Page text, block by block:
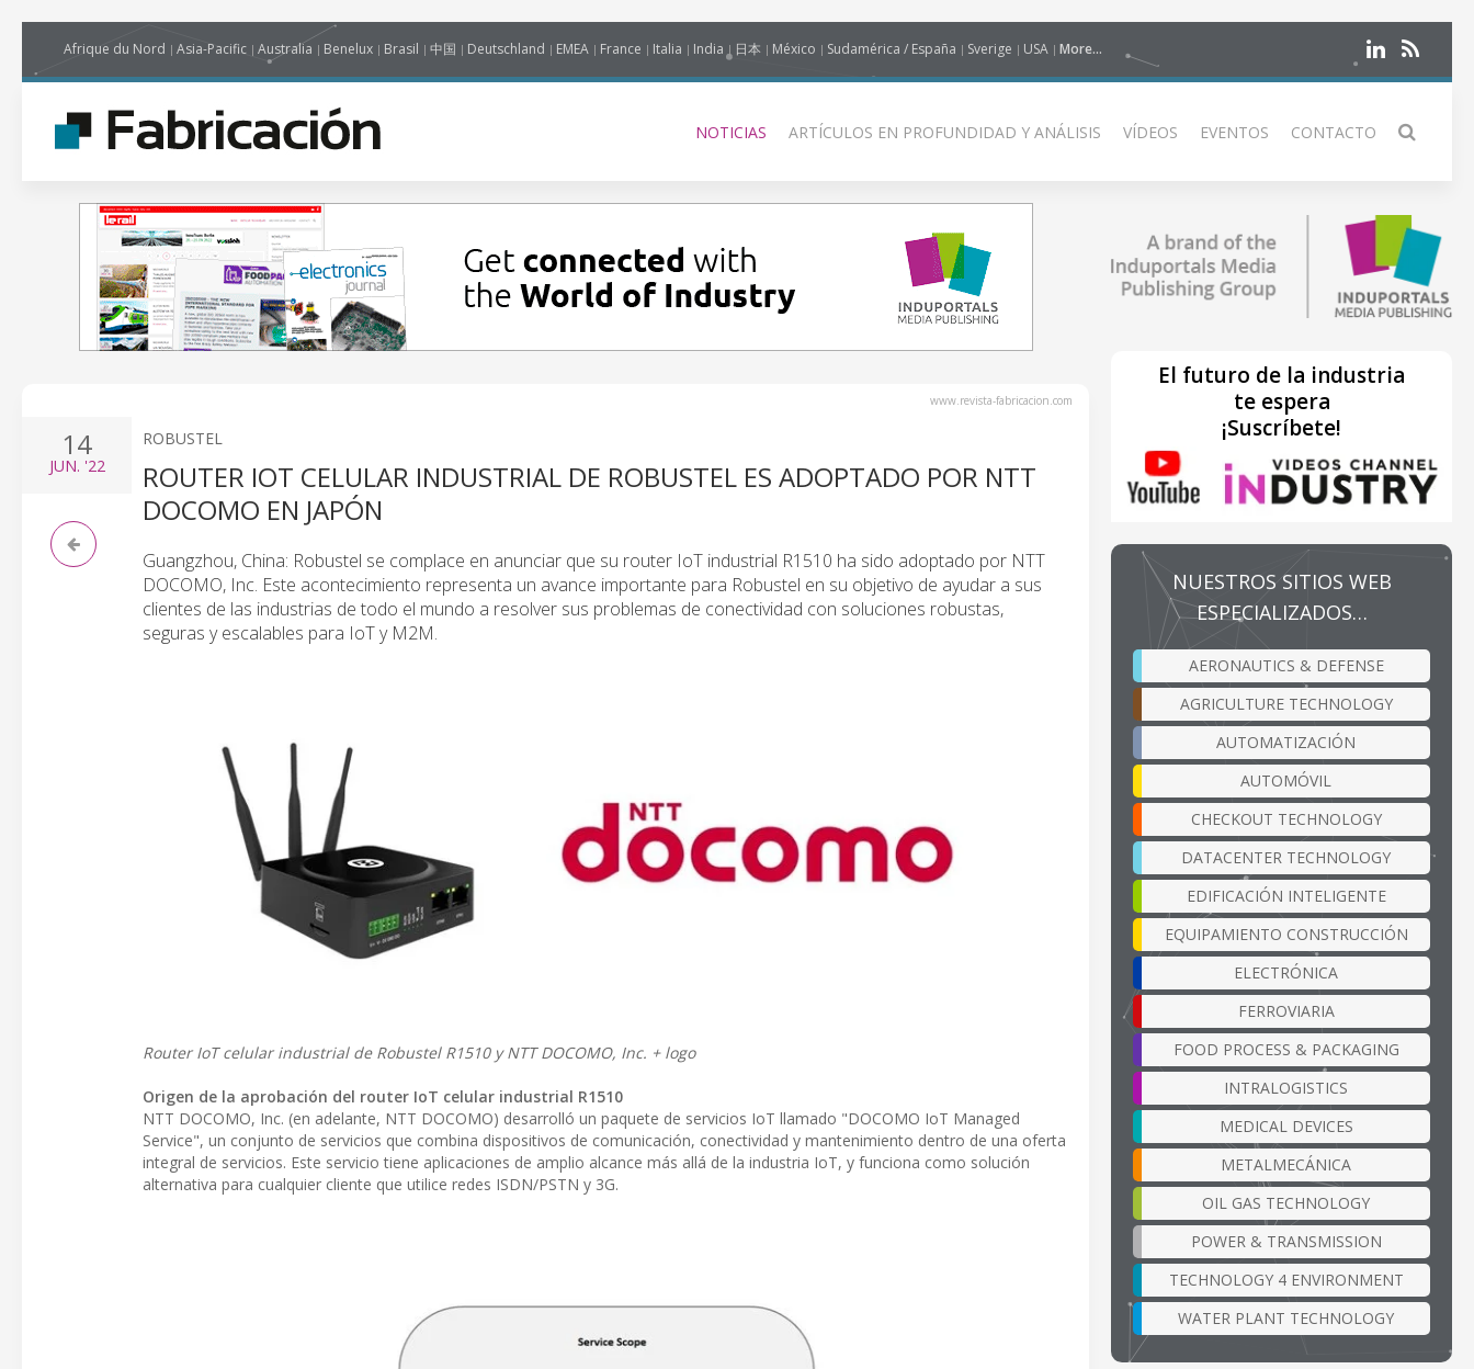
Afrique du Nord Asia-Pacific Australia Benelux Brasil 中国 Deutschland EMEA France Italia India 日本 México Sudamérica / España Sverige USA More...
NOTICIAS ARTÍCULOS EN PROFUNDIDAD Y ANÁLISIS VÍDEOS EVENTOS CONTACTO
www.revista-fabricacion.com
14
JUN. '22
ROBUSTEL
ROUTER IOT CELULAR INDUSTRIAL DE ROBUSTEL ES ADOPTADO POR NTT
DOCOMO EN JAPÓN
Guangzhou, China: Robustel se complace en anunciar que su router IoT industrial R1510 ha sido adoptado por NTT
DOCOMO, Inc. Este acontecimiento representa un avance importante para Robustel en su objetivo de ayudar a sus
clientes de las industrias de todo el mundo a resolver sus problemas de conectividad con soluciones robustas,
seguras y escalables para IoT y M2M.
Router IoT celular industrial de Robustel R1510 y NTT DOCOMO, Inc. + logo
Origen de la aprobación del router IoT celular industrial R1510
NTT DOCOMO, Inc. (en adelante, NTT DOCOMO) desarrolló un paquete de servicios IoT llamado "DOCOMO IoT Managed
Service", un conjunto de servicios que combina dispositivos de comunicación, conectividad y mantenimiento dentro de una oferta
integral de servicios. Este servicio tiene aplicaciones de amplio alcance más allá de la industria IoT, y funciona como solución
alternativa para cualquier cliente que utilice redes ISDN/PSTN y 3G.
El futuro de la industria
te espera
¡Suscríbete!
NUESTROS SITIOS WEB
ESPECIALIZADOS…
AERONAUTICS & DEFENSE
AGRICULTURE TECHNOLOGY
AUTOMATIZACIÓN
AUTOMÓVIL
CHECKOUT TECHNOLOGY
DATACENTER TECHNOLOGY
EDIFICACIÓN INTELIGENTE
EQUIPAMIENTO CONSTRUCCIÓN
ELECTRÓNICA
FERROVIARIA
FOOD PROCESS & PACKAGING
INTRALOGISTICS
MEDICAL DEVICES
METALMECÁNICA
OIL GAS TECHNOLOGY
POWER & TRANSMISSION
TECHNOLOGY 4 ENVIRONMENT
WATER PLANT TECHNOLOGY